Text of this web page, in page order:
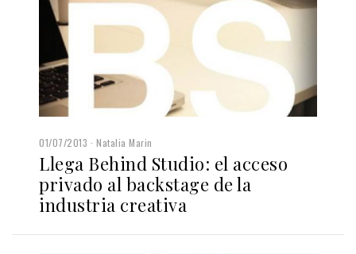
01/07/2013 Natalia Marin
Llega Behind Studio: el acceso
privado al backstage de la
industria creativa